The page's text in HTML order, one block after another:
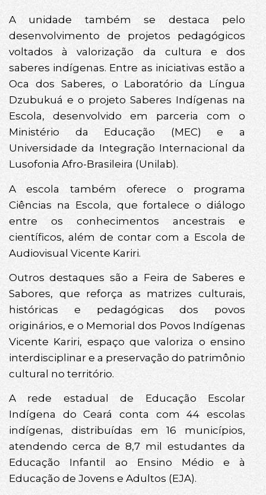
A unidade também se destaca pelo
desenvolvimento de projetos pedagógicos
voltados à valorização da cultura e dos
saberes indígenas. Entre as iniciativas estão a
Oca dos Saberes, o Laboratório da Língua
Dzubukuá e o projeto Saberes Indígenas na
Escola, desenvolvido em parceria com o
Ministério da Educação (MEC) e a
Universidade da Integração Internacional da
Lusofonia Afro-Brasileira (Unilab).
A escola também oferece o programa
Ciências na Escola, que fortalece o diálogo
entre os conhecimentos ancestrais e
científicos, além de contar com a Escola de
Audiovisual Vicente Kariri.
Outros destaques são a Feira de Saberes e
Sabores, que reforça as matrizes culturais,
históricas e pedagógicas dos povos
originários, e o Memorial dos Povos Indígenas
Vicente Kariri, espaço que valoriza o ensino
interdisciplinar e a preservação do patrimônio
cultural no território.
A rede estadual de Educação Escolar
Indígena do Ceará conta com 44 escolas
indígenas, distribuídas em 16 municípios,
atendendo cerca de 8,7 mil estudantes da
Educação Infantil ao Ensino Médio e à
Educação de Jovens e Adultos (EJA).